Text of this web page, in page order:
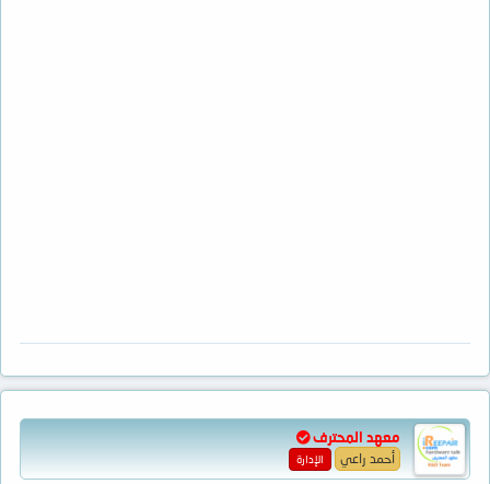
معهد المحترف
أحمد راعي الإدارة